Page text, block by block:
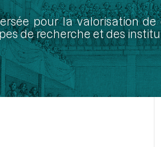
pour la valorisation
de recherche et des